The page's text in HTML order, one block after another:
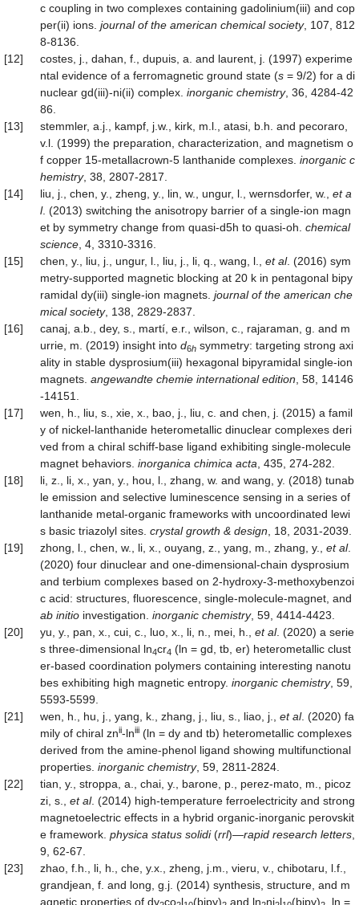
c coupling in two complexes containing gadolinium(iii) and cop
per(ii) ions. journal of the american chemical society, 107, 812
8-8136.
[12]
costes, j., dahan, f., dupuis, a. and laurent, j. (1997) experime
ntal evidence of a ferromagnetic ground state (s = 9/2) for a di
nuclear gd(iii)-ni(ii) complex. inorganic chemistry, 36, 4284-42
86.
[13]
stemmler, a.j., kampf, j.w., kirk, m.l., atasi, b.h. and pecoraro,
v.l. (1999) the preparation, characterization, and magnetism o
f copper 15-metallacrown-5 lanthanide complexes. inorganic c
hemistry, 38, 2807-2817.
[14]
liu, j., chen, y., zheng, y., lin, w., ungur, l., wernsdorfer, w., et a
l. (2013) switching the anisotropy barrier of a single-ion magn
et by symmetry change from quasi-d5h to quasi-oh. chemical
science , 4, 3310-3316.
[15]
chen, y., liu, j., ungur, l., liu, j., li, q., wang, l., et al. (2016) sym
metry-supported magnetic blocking at 20 k in pentagonal bipy
ramidal dy(iii) single-ion magnets. journal of the american che
mical society, 138, 2829-2837.
[16]
canaj, a.b., dey, s., martí, e.r., wilson, c., rajaraman, g. and m
urrie, m. (2019) insight into d6h symmetry: targeting strong axi
ality in stable dysprosium(iii) hexagonal bipyramidal single‐ion
magnets. angewandte chemie international edition , 58, 14146
-14151.
[17]
wen, h., liu, s., xie, x., bao, j., liu, c. and chen, j. (2015) a famil
y of nickel-lanthanide heterometallic dinuclear complexes deri
ved from a chiral schiff-base ligand exhibiting single-molecule
magnet behaviors. inorganica chimica acta , 435, 274-282.
[18]
li, z., li, x., yan, y., hou, l., zhang, w. and wang, y. (2018) tunab
le emission and selective luminescence sensing in a series of
lanthanide metal-organic frameworks with uncoordinated lewi
s basic triazolyl sites. crystal growth & design , 18, 2031-2039.
[19]
zhong, l., chen, w., li, x., ouyang, z., yang, m., zhang, y., et al.
(2020) four dinuclear and one-dimensional-chain dysprosium
and terbium complexes based on 2-hydroxy-3-methoxybenzoi
c acid: structures, fluorescence, single-molecule-magnet, and
ab initio investigation. inorganic chemistry, 59, 4414-4423.
[20]
yu, y., pan, x., cui, c., luo, x., li, n., mei, h., et al. (2020) a serie
s three-dimensional ln4cr4 (ln = gd, tb, er) heterometallic clust
er-based coordination polymers containing interesting nanotu
bes exhibiting high magnetic entropy. inorganic chemistry, 59,
5593-5599.
[21]
wen, h., hu, j., yang, k., zhang, j., liu, s., liao, j., et al. (2020) fa
mily of chiral znii-lniii (ln = dy and tb) heterometallic complexes
derived from the amine-phenol ligand showing multifunctional
properties. inorganic chemistry, 59, 2811-2824.
[22]
tian, y., stroppa, a., chai, y., barone, p., perez-mato, m., picoz
zi, s., et al. (2014) high-temperature ferroelectricity and strong
magnetoelectric effects in a hybrid organic-inorganic perovskit
e framework. physica status solidi(rrl)—rapid research letters
9, 62-67.
[23]
zhao, f.h., li, h., che, y.x., zheng, j.m., vieru, v., chibotaru, l.f.,
grandjean, f. and long, g.j. (2014) synthesis, structure, and m
agnetic properties of dy co l (bipy) and ln ni l (bipy) , ln =